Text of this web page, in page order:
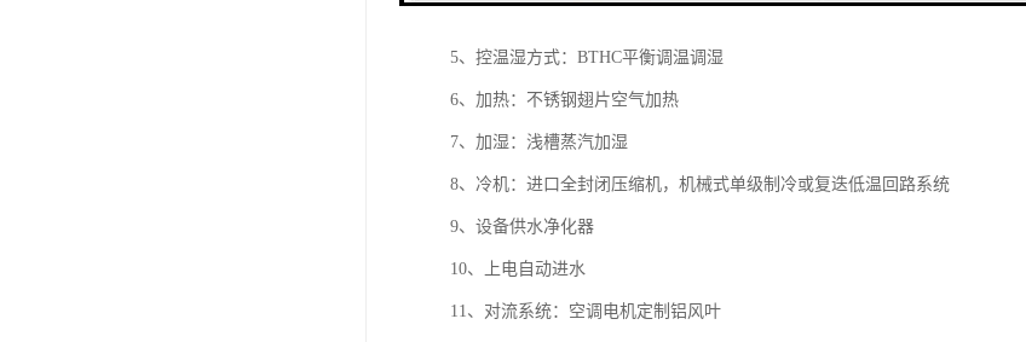
5、控温湿方式：BTHC平衡调温调湿
6、加热：不锈钢翅片空气加热
7、加湿：浅槽蒸汽加湿
8、冷机：进口全封闭压缩机，机械式单级制冷或复迭低温回路系统
9、设备供水净化器
10、上电自动进水
11、对流系统：空调电机定制铝风叶